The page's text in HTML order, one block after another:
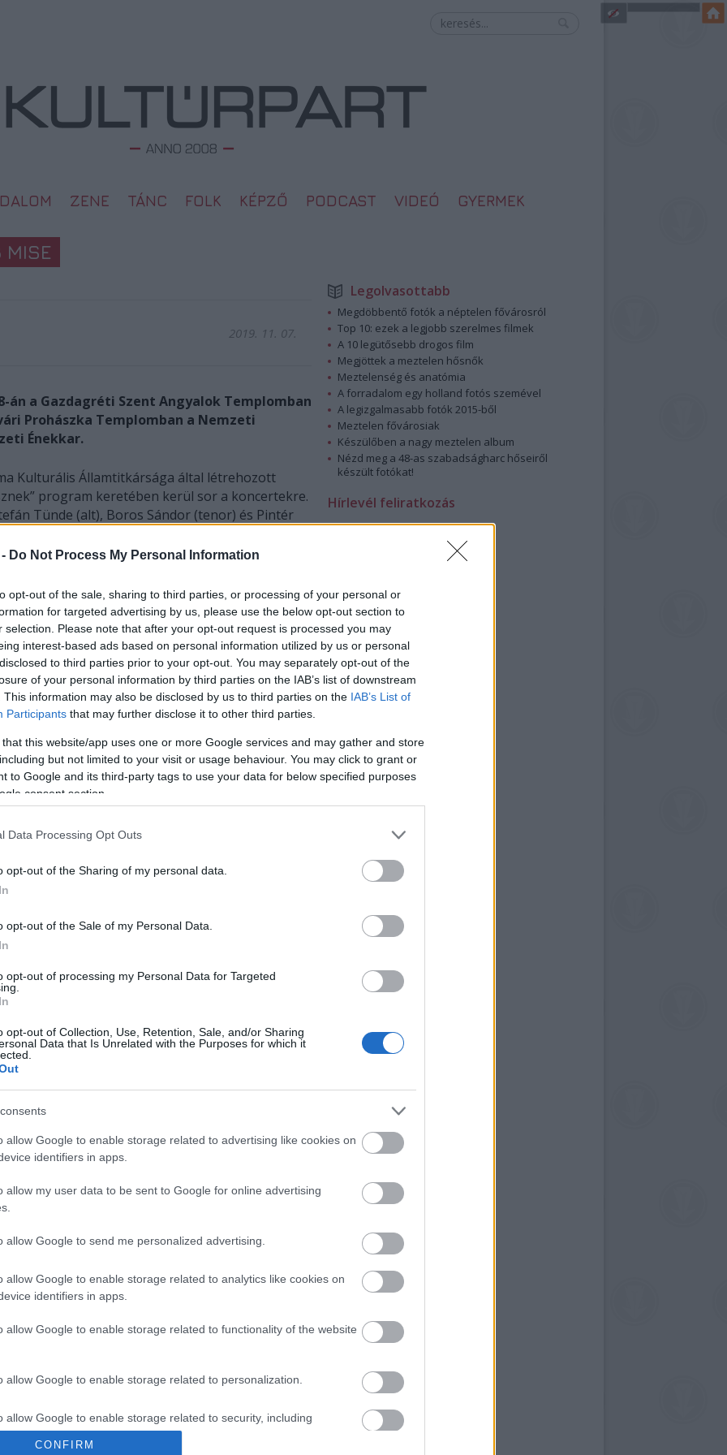
Do Not Process My Personal Information
opt-out of the sale, sharing to third parties, or processing of your personal or
for targeted advertising by us, please use the below opt-out section to
selection. Please note that after your opt-out request is processed you may
interest-based ads based on personal information utilized by us or personal
to third parties prior to your opt-out. You may separately opt-out of the
of your personal information by third parties on the IAB’s list of downstream
This information may also be disclosed by us to third parties on the IAB’s List of
Participants that may further disclose it to other third parties.
that this website/app uses one or more Google services and may gather and store
but not limited to your visit or usage behaviour. You may click to grant or
to Google and its third-party tags to use your data for below specified purposes
consent section.
Data Processing Opt Outs
opt-out of the Sharing of my personal data.
opt-out of the Sale of my Personal Data.
opt-out of processing my Personal Data for Targeted
opt-out of Collection, Use, Retention, Sale, and/or Sharing
Data that Is Unrelated with the Purposes for which it
allow Google to enable storage related to advertising like cookies on
identifiers in apps.
allow my user data to be sent to Google for online advertising
allow Google to send me personalized advertising.
allow Google to enable storage related to analytics like cookies on
identifiers in apps.
allow Google to enable storage related to functionality of the website
allow Google to enable storage related to personalization.
allow Google to enable storage related to security, including
functionality and fraud prevention, and other user protection.
CONFIRM
ZENE TÁNC FOLK KÉPZŐ PODCAST VIDEÓ GYERMEK
MISE
2019. 11. 07.
án a Gazdagréti Szent Angyalok Templomban
Prohászka Templomban a Nemzeti
Énekkar.
Kulturális Államtitkársága által létrehozott
program keretében kerül sor a koncertekre.
Tünde (alt), Boros Sándor (tenor) és Pintér
közre. Vezényel Hamar Zsolt. A
belépés díjtalan.
éppenA varázsfuvolán dolgozott, amikor egy
idegen jelent meg nála, hogy gyászmisét
beteg volt, így hihető az az utókorra
szerint saját gyászmiséjét írja. A halálos
hogy a
Süssmayr fejezte be a félbemaradt töredéket. A
hogy egy mindig más tollával ékeskedő,
gróf Walsegg volt.
hangszeres műveiben is színpadszerűen
is többnyire színpad nélküli drámaként
mindenkor szigorúan tartotta magát a liturgikus
komponált, semmint templomi muzsikát.
az izzó dráma az áhítattal, az utolsó ítélet
boldogság festésével, másrészt – mint a
belül is szembeállítja a tartalmi szférákat, illetve
egymást kiegészítő részletekből és
fokú szintézisben a remekmű. Ezért szól a
kérdésére feleletet adóRequiemelső elhangzása
a halhatatlan alkotások közé.
Legolvasottabb
Megdöbbentő fotók a néptelen fővárosról
Top 10: ezek a legjobb szerelmes filmek
A 10 legütősebb drogos film
Megjöttek a meztelen hősnők
Meztelenség és anatómia
A forradalom egy holland fotós szemével
A legizgalmasabb fotók 2015-ből
Meztelen fővárosiak
Készülőben a nagy meztelen album
Nézd meg a 48-as szabadságharc hőseiről
készült fotókat!
Hírlevél feliratkozás